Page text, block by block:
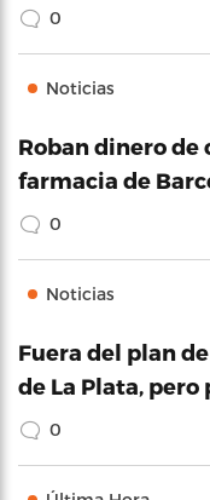
0
Noticias
Roban dinero
farmacia de
0
Noticias
Fuera del plan
de La Plata,
0